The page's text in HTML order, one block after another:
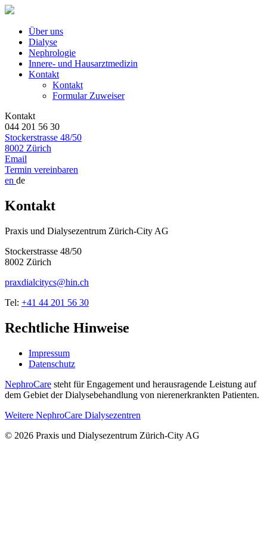
Über uns
Dialyse
Nephrologie
Innere- und Hausarztmedizin
Kontakt
Kontakt
Formular Zuweiser
Kontakt
044 201 56 30
Stockerstrasse 48/50
8002 Zürich
Email
Termin vereinbaren
en de
Kontakt
Praxis und Dialysezentrum Zürich-City AG
Stockerstrasse 48/50
8002 Zürich
praxdialcitycs@hin.ch
Tel: +41 44 201 56 30
Rechtliche Hinweise
Impressum
Datenschutz
NephroCare steht für Engagement und herausragende Leistung auf
dem Gebiet der Dialysebehandlung von nierenerkrankten Patienten.
Weitere NephroCare Dialysezentren
© 2026 Praxis und Dialysezentrum Zürich-City AG